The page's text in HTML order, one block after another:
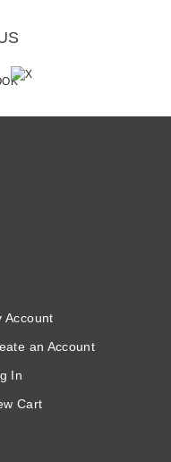
Account
an Account
In
Cart